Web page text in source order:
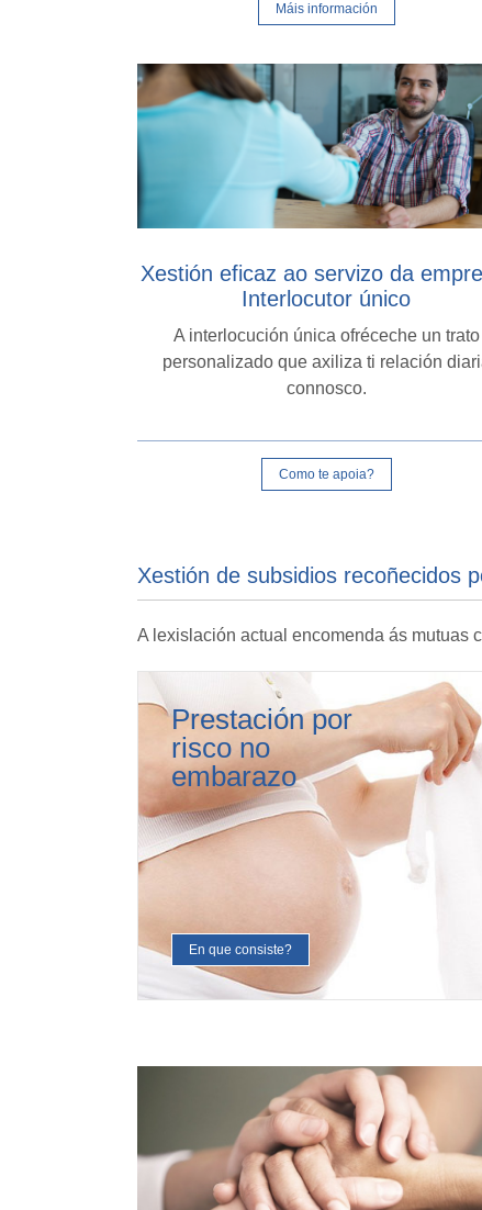
Máis información
Xestión eficaz ao servizo da
Interlocutor único
A interlocución única ofréceche un trato
personalizado que axiliza ti relación
connosco.
Como te apoia?
Xestión de subsidios recoñecidos
A lexislación actual encomenda ás mutuas
Prestación por
risco no
embarazo
En que consiste?